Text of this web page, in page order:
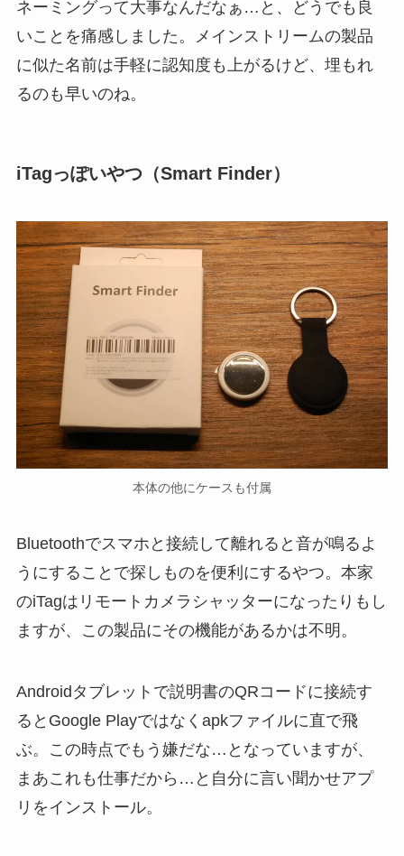
ネーミングって大事なんだなぁ…と、どうでも良
いことを痛感しました。メインストリームの製品
に似た名前は手軽に認知度も上がるけど、埋もれ
るのも早いのね。
iTagっぽいやつ（Smart Finder）
本体の他にケースも付属
Bluetoothでスマホと接続して離れると音が鳴るよ
うにすることで探しものを便利にするやつ。本家
のiTagはリモートカメラシャッターになったりもし
ますが、この製品にその機能があるかは不明。
Androidタブレットで説明書のQRコードに接続す
るとGoogle Playではなくapkファイルに直で飛
ぶ。この時点でもう嫌だな…となっていますが、
まあこれも仕事だから…と自分に言い聞かせアプ
リをインストール。